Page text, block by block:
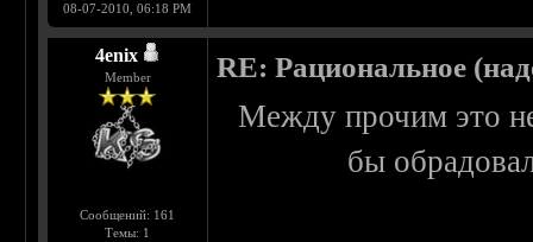
08-07-2010, 06:18 PM
4enix
Member
Сообщений: 161
Темы: 1
RE: Рациональное
Между прочим это
бы